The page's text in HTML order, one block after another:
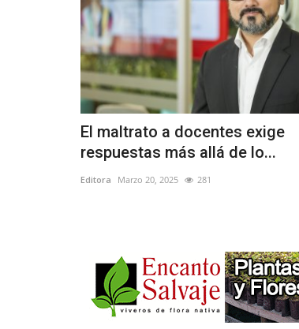
El maltrato a docentes exige
respuestas más allá de lo...
Editora Marzo 20, 2025 281